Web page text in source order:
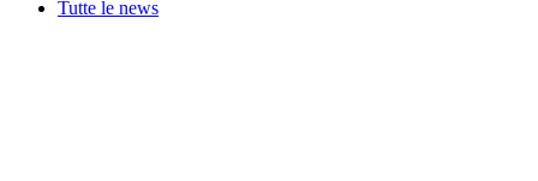
Tutte le news